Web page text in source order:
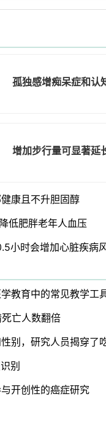
孤独感增痴呆症和认
增加步行量可显著延
康且不升胆固醇
低肥胖老年人血压
小时会增加心脏疾病
教育中的常见教学工
亡人数翻倍
别，研究人员揭穿了
别
AI开创性的癌症研究